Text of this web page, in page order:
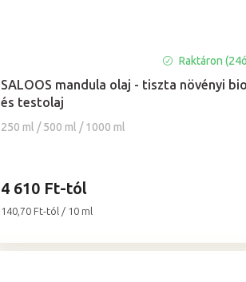
SALOOS mandula olaj - tiszta növényi
és testolaj
250 ml / 500 ml / 1000 ml
átlagos
értékelése
5-
Raktáron
4 610 Ft-tól
Egységár:
140,70 Ft-tól / 10 ml